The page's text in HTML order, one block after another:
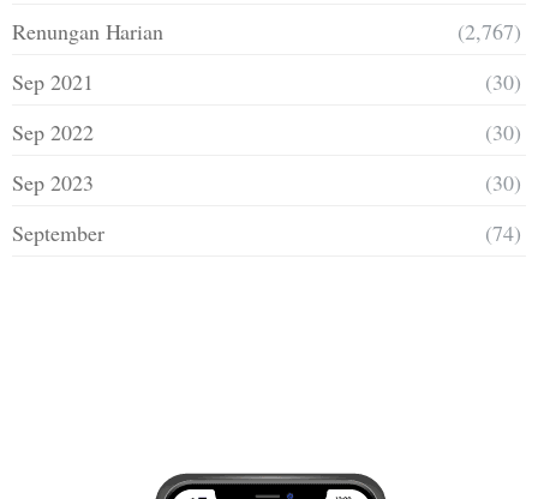
Renungan Harian
(2,767)
Sep 2021
(30)
Sep 2022
(30)
Sep 2023
(30)
September
(74)